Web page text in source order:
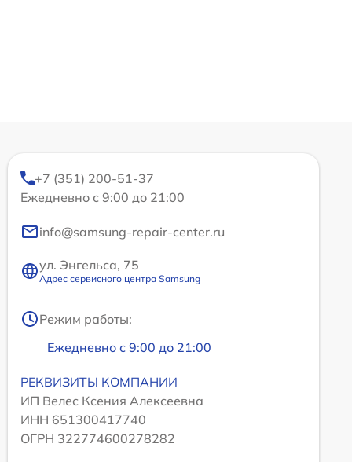
+7 (351) 200-51-37
Ежедневно с 9:00 до 21:00
info@samsung-repair-center.ru
ул. Энгельса, 75
Адрес сервисного центра Samsung
Режим работы:
Ежедневно с 9:00 до 21:00
РЕКВИЗИТЫ КОМПАНИИ
ИП Велес Ксения Алексеевна
ИНН 651300417740
ОГРН 322774600278282